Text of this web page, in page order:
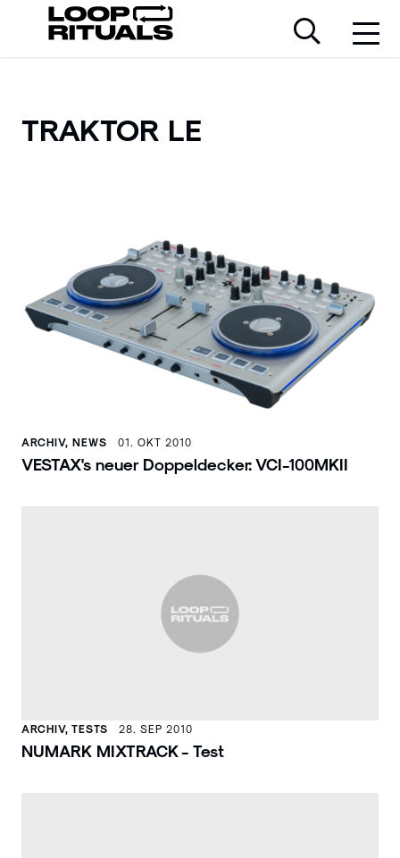
TRAKTOR LE
ARCHIV, NEWS 01. OKT 2010
VESTAX's neuer Doppeldecker: VCI-100MKII
ARCHIV, TESTS 28. SEP 2010
NUMARK MIXTRACK - Test